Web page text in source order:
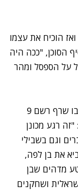
הוכיח את עצמו
הסוכן, "ככה היה
על הספסל ומהר
על הספתח הישראלי נגד הפועל י-ם, בו שרף רשם 9
דקות, אמר: "זה רגע מכונן
וגם בשבילי
את בן לפה,
מדהים שבן
ושחקנים